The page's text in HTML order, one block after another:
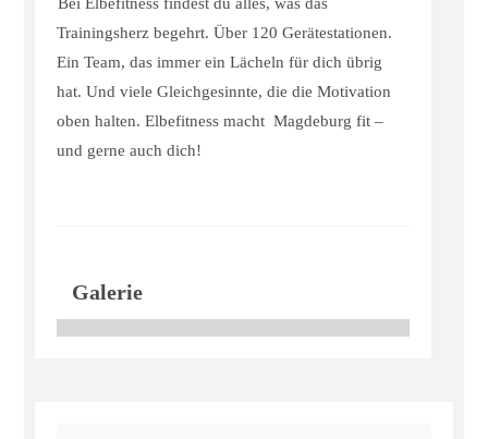
Trainingsherz begehrt. Über 120 Gerätestationen.
Ein Team, das immer ein Lächeln für dich übrig
hat. Und viele Gleichgesinnte, die die Motivation
oben halten. Elbefitness macht Magdeburg fit –
und gerne auch dich!
Galerie